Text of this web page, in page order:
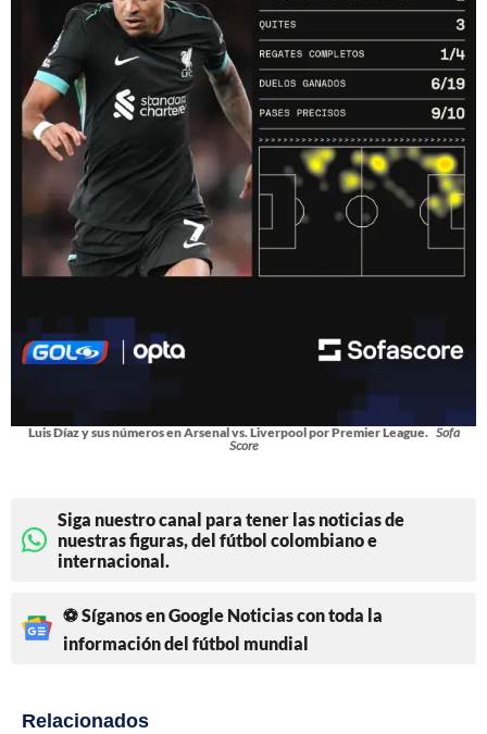
Luis Díaz y sus números en Arsenal vs. Liverpool por Premier League. Sofa
Score
Siga nuestro canal para tener las noticias de
nuestras figuras, del fútbol colombiano e
internacional.
⚽ Síganos en Google Noticias con toda la
información del fútbol mundial
Relacionados